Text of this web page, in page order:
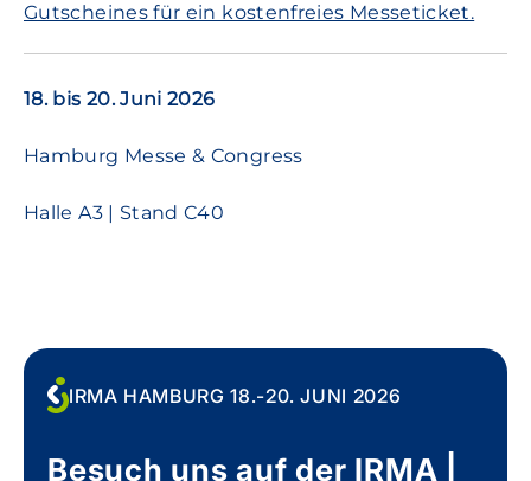
Gutscheines für ein kostenfreies Messeticket.
18. bis 20. Juni 2026
Hamburg Messe & Congress
Halle A3 | Stand C40
IRMA HAMBURG 18.-20. JUNI 2026
Besuch uns auf der IRMA |